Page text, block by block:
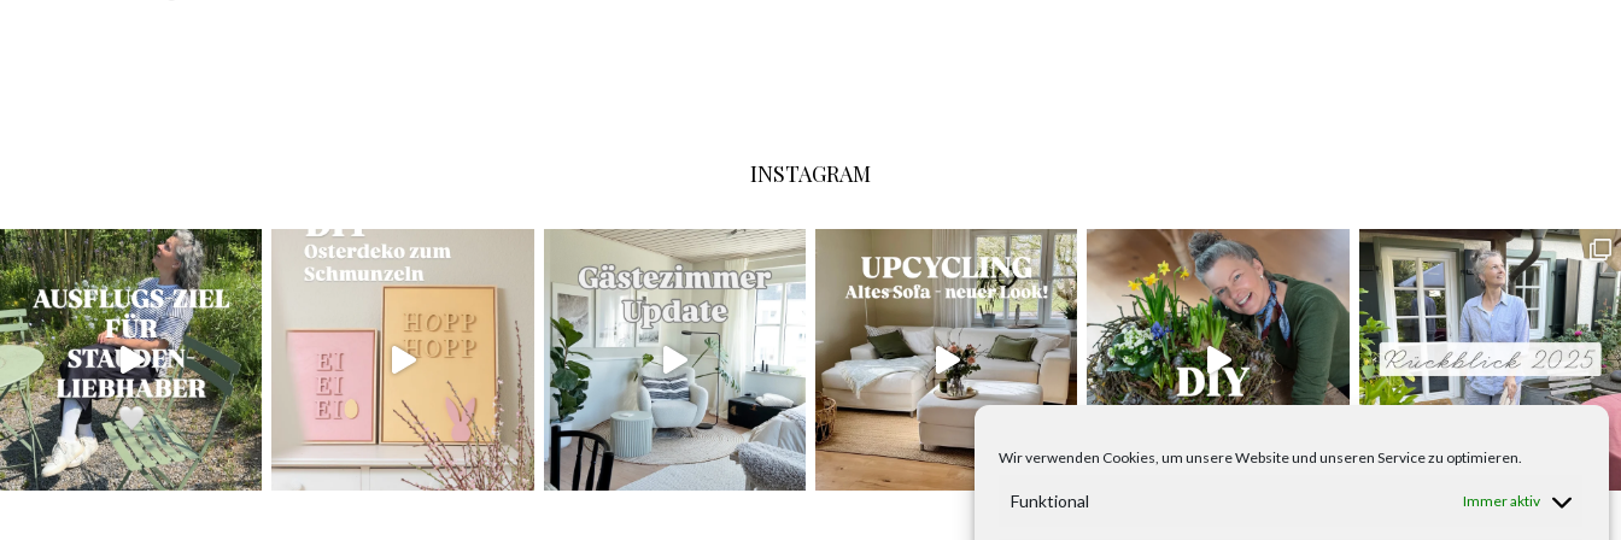
Wir verwenden Cookies, um unsere Website und unseren Service zu optimieren.
Funktional Immer aktiv
INSTAGRAM